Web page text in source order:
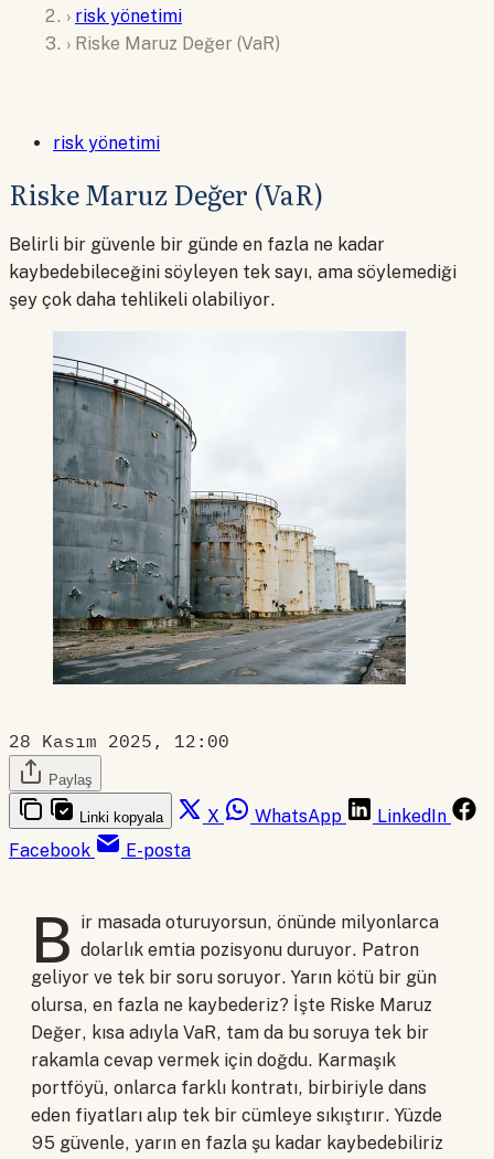
› risk yönetimi
› Riske Maruz Değer (VaR)
risk yönetimi
Riske Maruz Değer (VaR)
Belirli bir güvenle bir günde en fazla ne kadar
kaybedebileceğini söyleyen tek sayı, ama söylemediği
şey çok daha tehlikeli olabiliyor.
28 Kasım 2025, 12:00
Paylaş
Linki kopyala X WhatsApp
LinkedIn
Facebook
E-posta
B ir masada oturuyorsun, önünde milyonlarca
dolarlık emtia pozisyonu duruyor. Patron
geliyor ve tek bir soru soruyor. Yarın kötü bir gün
olursa, en fazla ne kaybederiz? İşte Riske Maruz
Değer, kısa adıyla VaR, tam da bu soruya tek bir
rakamla cevap vermek için doğdu. Karmaşık
portföyü, onlarca farklı kontratı, birbiriyle dans
eden fiyatları alıp tek bir cümleye sıkıştırır. Yüzde
95 güvenle, yarın en fazla şu kadar kaybedebiliriz